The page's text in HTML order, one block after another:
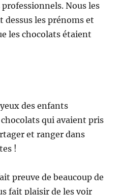
Nous les
dessus les prénoms et
les chocolats étaient
des enfants
qui avaient pris
et ranger dans
!
preuve de beaucoup de
fait plaisir de les voir